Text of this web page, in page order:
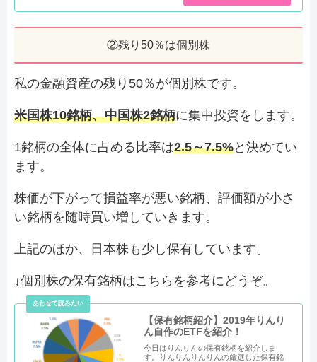
②残り50％は個別株
私の金融資産の残り50％が個別株です。
米国株10銘柄、中国株2銘柄に集中投資をします。
1銘柄の全体に占める比率は2.5～7.5%と決めてい
ます。
株価が下がって損益率が悪い銘柄、評価額が小さ
い銘柄を随時買い増していきます。
上記のほか、日本株も少し保有しています。
↓個別株の保有銘柄はこちらを参考にどうぞ。
【保有銘柄紹介】2019年りんり
ん自作のETFを紹介！
今日はりんりんの保有銘柄を紹介しま
す。りんりんりんりんの厳選した保有銘